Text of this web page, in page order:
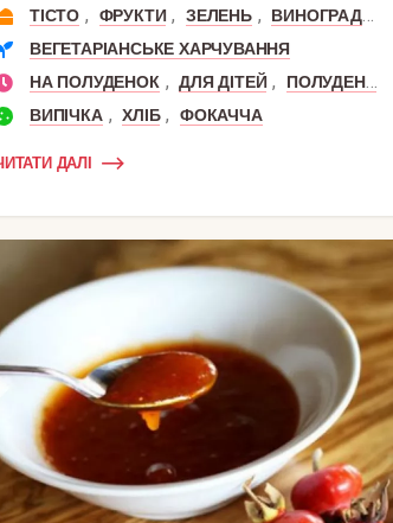
ТІСТО , ФРУКТИ , ЗЕЛЕНЬ , ВИНОГРАД
ВЕГЕТАРІАНСЬКЕ ХАРЧУВАННЯ
НА ПОЛУДЕНОК , ДЛЯ ДІТЕЙ ,
ПОЛУДЕНЬ
ВИПІЧКА , ХЛІБ , ФОКАЧЧА
ДАЛІ